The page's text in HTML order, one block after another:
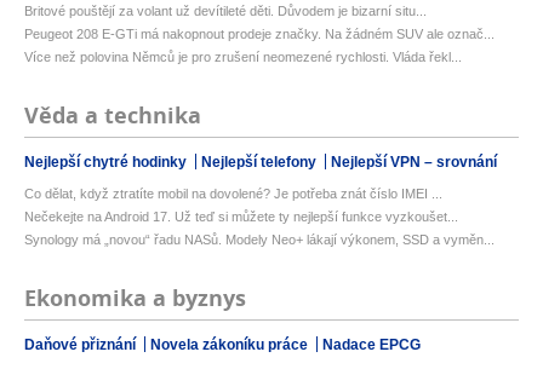
Britové pouštějí za volant už devítileté děti. Důvodem je bizarní situ...
Peugeot 208 E-GTi má nakopnout prodeje značky. Na žádném SUV ale označ...
Více než polovina Němců je pro zrušení neomezené rychlosti. Vláda řekl...
Věda a technika
Nejlepší chytré hodinky Nejlepší telefony Nejlepší VPN – srovnání
Co dělat, když ztratíte mobil na dovolené? Je potřeba znát číslo IMEI ...
Nečekejte na Android 17. Už teď si můžete ty nejlepší funkce vyzkoušet...
Synology má „novou“ řadu NASů. Modely Neo+ lákají výkonem, SSD a vyměn...
Ekonomika a byznys
Daňové přiznání Novela zákoníku práce Nadace EPCG